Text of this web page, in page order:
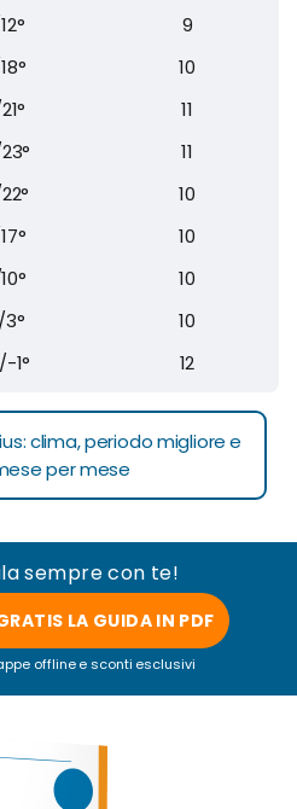
9
10
11
11
10
10
10
3°
10
1° 12
clima, periodo migliore e
per mese
sempre con te!
LA GUIDA IN PDF
offline e sconti esclusivi